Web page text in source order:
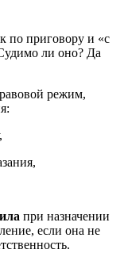
по приговору и «с
ли оно? Да
режим,
при назначении
если она не